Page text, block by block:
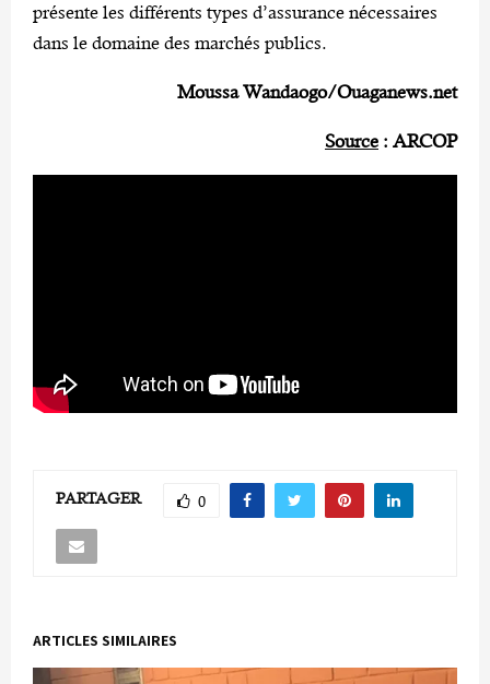
présente les différents types d’assurance nécessaires
dans le domaine des marchés publics.
Moussa Wandaogo/Ouaganews.net
Source : ARCOP
PARTAGER 0
ARTICLES SIMILAIRES